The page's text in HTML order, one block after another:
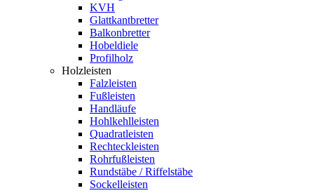
KVH
Glattkantbretter
Balkonbretter
Hobeldiele
Profilholz
Holzleisten
Falzleisten
Fußleisten
Handläufe
Hohlkehlleisten
Quadratleisten
Rechteckleisten
Rohrfußleisten
Rundstäbe / Riffelstäbe
Sockelleisten